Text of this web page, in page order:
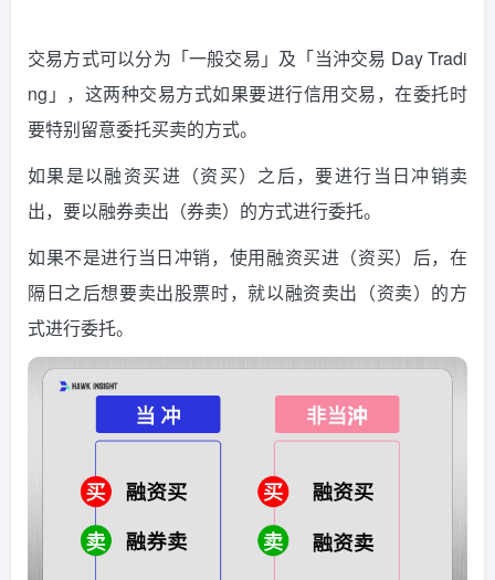
交易方式可以分为「一般交易」及「当沖交易 Day Tradi
ng」，这两种交易方式如果要进行信用交易，在委托时
要特别留意委托买卖的方式。
如果是以融资买进（资买）之后，要进行当日冲销卖
出，要以融券卖出（券卖）的方式进行委托。
如果不是进行当日冲销，使用融资买进（资买）后，在
隔日之后想要卖出股票时，就以融资卖出（资卖）的方
式进行委托。